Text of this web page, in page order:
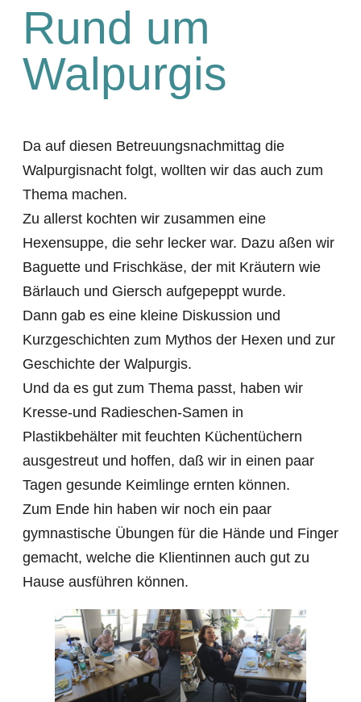
Rund um
Walpurgis
Da auf diesen Betreuungsnachmittag die
Walpurgisnacht folgt, wollten wir das auch zum
Thema machen.
Zu allerst kochten wir zusammen eine
Hexensuppe, die sehr lecker war. Dazu aßen wir
Baguette und Frischkäse, der mit Kräutern wie
Bärlauch und Giersch aufgepeppt wurde.
Dann gab es eine kleine Diskussion und
Kurzgeschichten zum Mythos der Hexen und zur
Geschichte der Walpurgis.
Und da es gut zum Thema passt, haben wir
Kresse-und Radieschen-Samen in
Plastikbehälter mit feuchten Küchentüchern
ausgestreut und hoffen, daß wir in einen paar
Tagen gesunde Keimlinge ernten können.
Zum Ende hin haben wir noch ein paar
gymnastische Übungen für die Hände und Finger
gemacht, welche die Klientinnen auch gut zu
Hause ausführen können.